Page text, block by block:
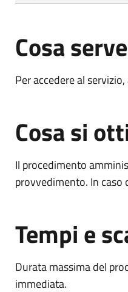
Cosa serve
Per accedere al
Cosa si
Il procedimento
provvedimento. In caso
Tempi e
Durata massima del
immediata.